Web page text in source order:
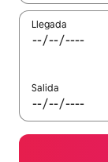
Llegada
Salida